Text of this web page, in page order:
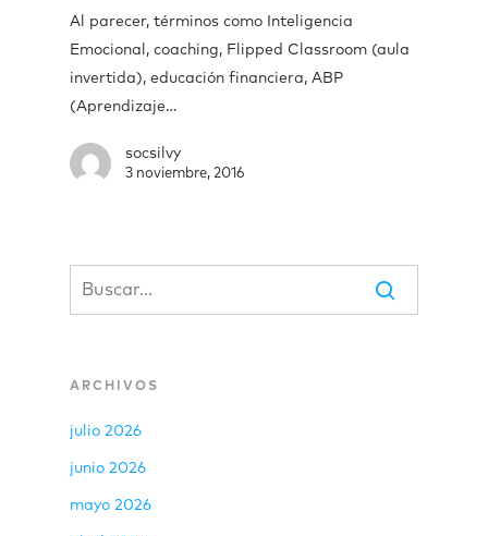
Al parecer, términos como Inteligencia
Emocional, coaching, Flipped Classroom (aula
invertida), educación financiera, ABP
(Aprendizaje…
socsilvy
3 noviembre, 2016
ARCHIVOS
julio 2026
junio 2026
mayo 2026